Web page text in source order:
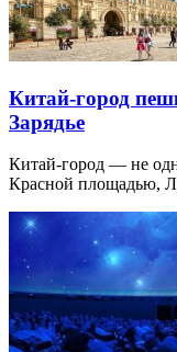
Китай-город
Зарядье
Китай-город — не
Красной площадью,